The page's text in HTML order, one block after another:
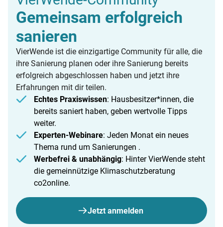
Gemeinsam erfolgreich
sanieren
VierWende ist die einzigartige Community für alle, die
ihre Sanierung planen oder ihre Sanierung bereits
erfolgreich abgeschlossen haben und jetzt ihre
Erfahrungen mit dir teilen.
Echtes Praxiswissen: Hausbesitzer*innen, die
bereits saniert haben, geben wertvolle Tipps
weiter.
Experten-Webinare: Jeden Monat ein neues
Thema rund um Sanierungen .
Werbefrei & unabhängig: Hinter VierWende steht
die gemeinnützige Klimaschutzberatung
co2online.
Jetzt anmelden